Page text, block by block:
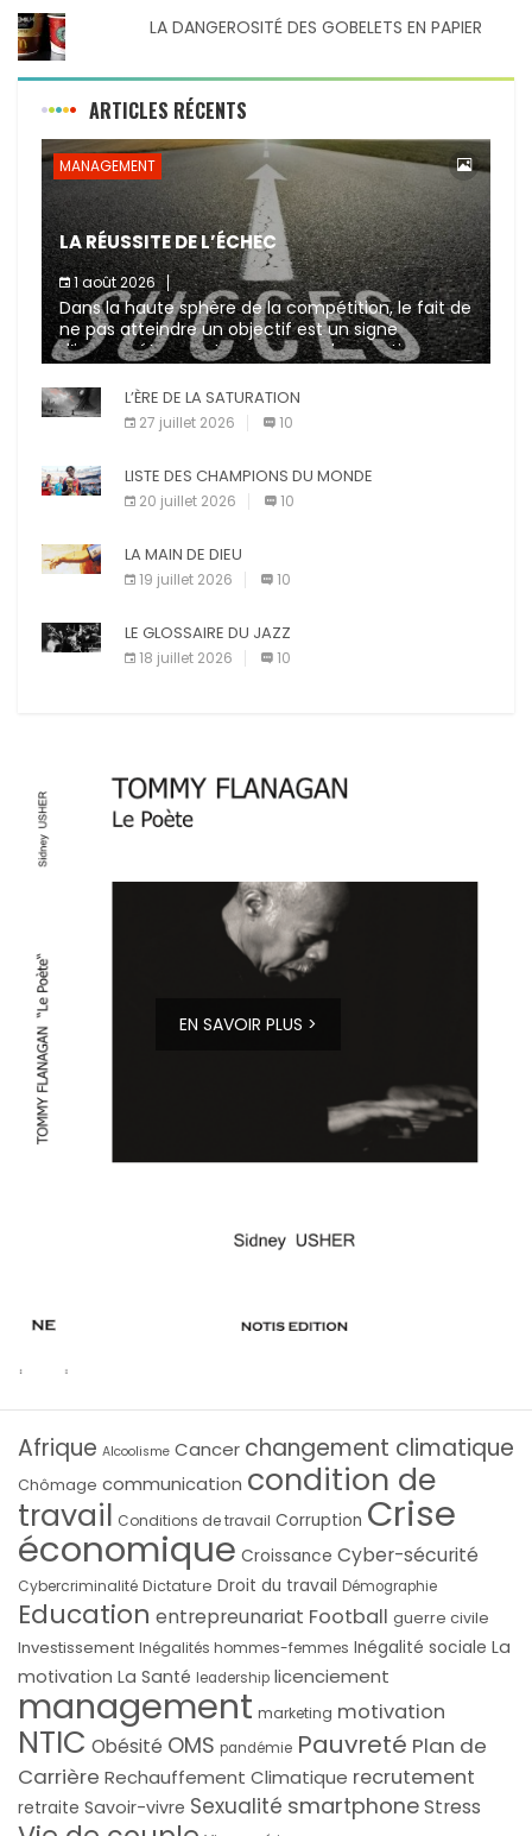
LA DANGEROSITÉ DES GOBELETS EN PAPIER
ARTICLES RÉCENTS
MANAGEMENT
LA RÉUSSITE DE L’ÉCHEC
1 août 2026
Dans la haute sphère de la compétition, le fait de
ne pas atteindre un objectif est un signe
d’incompétence et une source de sanctions
diverses (avertissement, […]
L’ÈRE DE LA SATURATION
27 juillet 2026 10
LISTE DES CHAMPIONS DU MONDE
20 juillet 2026 10
LA MAIN DE DIEU
19 juillet 2026 10
LE GLOSSAIRE DU JAZZ
18 juillet 2026 10
EN SAVOIR PLUS >
Afrique Alcoolisme Cancer changement climatique
Chômage communication condition de
travail Conditions de travail Corruption Crise
économique Croissance Cyber-sécurité
Cybercriminalité Dictature Droit du travail Démographie
Education entrepreunariat Football guerre civile
Investissement Inégalités hommes-femmes Inégalité sociale La
motivation La Santé leadership licenciement
management marketing motivation
NTIC Obésité OMS pandémie Pauvreté Plan de
Carrière Rechauffement Climatique recrutement
retraite Savoir-vivre Sexualité smartphoneStress